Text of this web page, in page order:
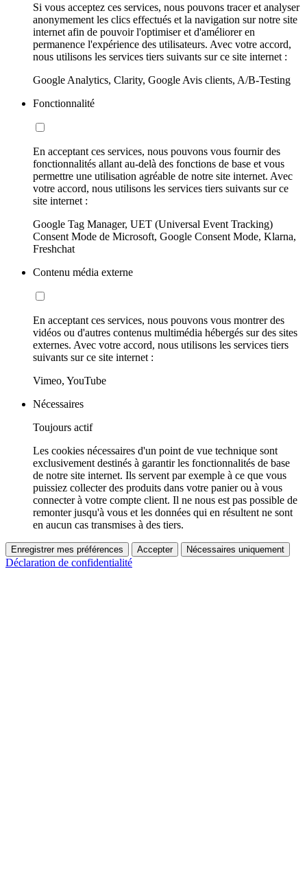
Si vous acceptez ces services, nous pouvons tracer et analyser
anonymement les clics effectués et la navigation sur notre site
internet afin de pouvoir l'optimiser et d'améliorer en
permanence l'expérience des utilisateurs. Avec votre accord,
nous utilisons les services tiers suivants sur ce site internet :
Google Analytics, Clarity, Google Avis clients, A/B-Testing
Fonctionnalité
En acceptant ces services, nous pouvons vous fournir des
fonctionnalités allant au-delà des fonctions de base et vous
permettre une utilisation agréable de notre site internet. Avec
votre accord, nous utilisons les services tiers suivants sur ce
site internet :
Google Tag Manager, UET (Universal Event Tracking)
Consent Mode de Microsoft, Google Consent Mode, Klarna,
Freshchat
Contenu média externe
En acceptant ces services, nous pouvons vous montrer des
vidéos ou d'autres contenus multimédia hébergés sur des sites
externes. Avec votre accord, nous utilisons les services tiers
suivants sur ce site internet :
Vimeo, YouTube
Nécessaires
Toujours actif
Les cookies nécessaires d'un point de vue technique sont
exclusivement destinés à garantir les fonctionnalités de base
de notre site internet. Ils servent par exemple à ce que vous
puissiez collecter des produits dans votre panier ou à vous
connecter à votre compte client. Il ne nous est pas possible de
remonter jusqu'à vous et les données qui en résultent ne sont
en aucun cas transmises à des tiers.
Enregistrer mes préférences Accepter Nécessaires uniquement
Déclaration de confidentialité